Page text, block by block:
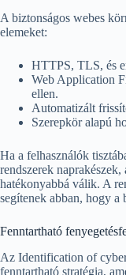
A biztonságos webes
elemeket:
HTTPS, TLS, és
Web Application
ellen.
Automatizált
Szerepkör alapú
Ha a felhasználók
rendszerek naprakészek,
hatékonyabbá válik. A
segítenek abban, hogy
Fenntartható
Az Identification of
fenntartható stratégia,